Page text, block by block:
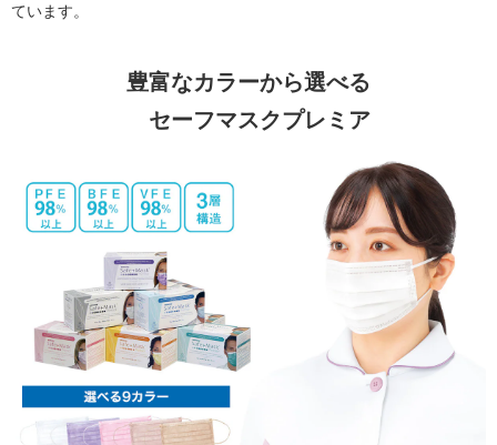
ています。
豊富なカラーから選べる
セーフマスクプレミア